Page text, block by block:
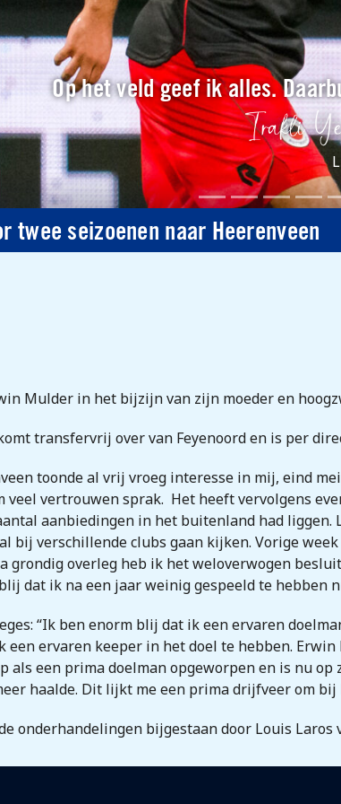
Op het veld geef ik alles.
twee seizoenen naar Heerenveen
Mulder in het bijzijn van zijn moeder en
transfervrij over van Feyenoord en is per
toonde al vrij vroeg interesse in mij, eind
veel vertrouwen sprak. Het heeft vervolgens
aanbiedingen in het buitenland had liggen.
bij verschillende clubs gaan kijken. Vorige
grondig overleg heb ik het weloverwogen
dat ik na een jaar weinig gespeeld te hebben
“Ik ben enorm blij dat ik een ervaren
ervaren keeper in het doel te hebben.
als een prima doelman opgeworpen en is nu
haalde. Dit lijkt me een prima drijfveer om bij
onderhandelingen bijgestaan door Louis Laros